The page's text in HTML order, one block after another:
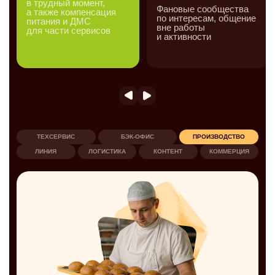
трудный момент,
также компенсация
и ДМС
части сервисов
Фановые сообщества
по интересам, общение
вне работы
и активности
ТЕХСЕРВИС БЭК‑ОФИС ПРОИЗВОДСТВО
ЛИНИЯ ЛОГИСТИКА КОНТЕНТ КОММЕРЦИЯ